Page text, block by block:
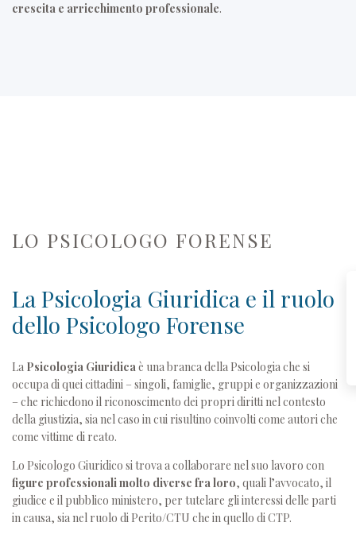
crescita e arricchimento professionale.
LO PSICOLOGO FORENSE
La Psicologia Giuridica e il ruolo
dello Psicologo Forense
La Psicologia Giuridicaè una branca della Psicologia che si
occupa di quei cittadini – singoli, famiglie, gruppi e organizzazioni
– che richiedono il riconoscimento dei propri diritti nel contesto
della giustizia, sia nel caso in cui risultino coinvolti come autori che
come vittime di reato.
Lo Psicologo Giuridico si trova a collaborare nel suo lavoro con
figure professionali molto diverse fra loro, quali l’avvocato, il
giudice e il pubblico ministero, per tutelare gli interessi delle parti
in causa, sia nel ruolo di Perito/CTU che in quello di CTP.